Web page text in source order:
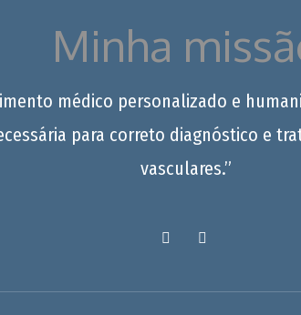
Minha
médico personalizado e
para correto diagnóstico e
vasculares.”